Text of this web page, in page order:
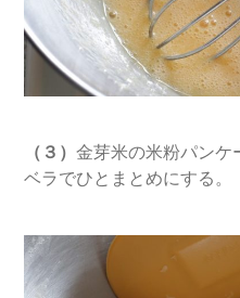
（３）金芽米の米粉パンケ
ベラでひとまとめにする。